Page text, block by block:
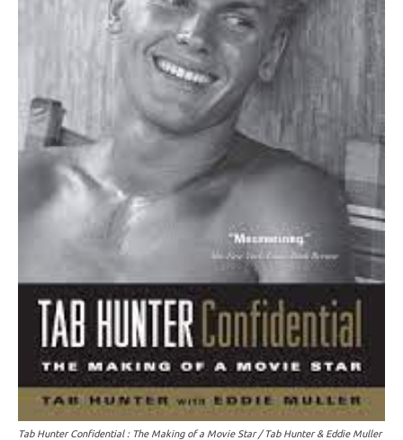
Tab Hunter Confidential : The Making of a Movie Star / Tab Hunter & Eddie Muller